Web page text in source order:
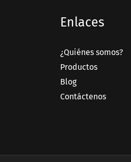
Enlaces
¿Quiénes somos?
Productos
Blog
Contáctenos